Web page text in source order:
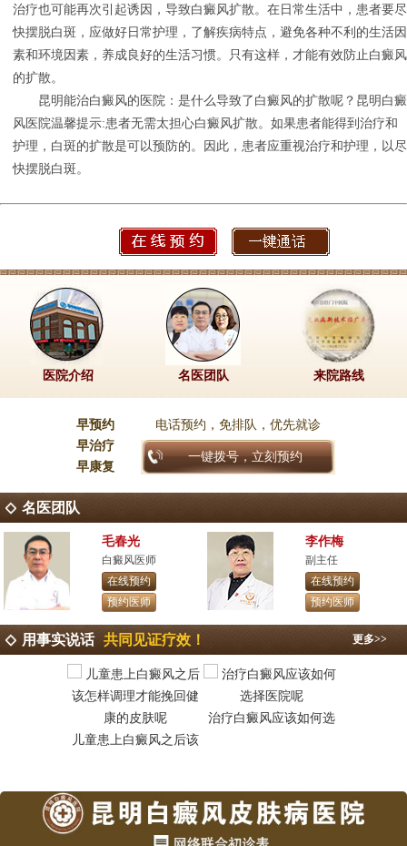
治疗也可能再次引起诱因，导致白癜风扩散。在日常生活中，患者要尽
快摆脱白斑，应做好日常护理，了解疾病特点，避免各种不利的生活因
素和环境因素，养成良好的生活习惯。只有这样，才能有效防止白癜风
的扩散。
昆明能治白癜风的医院：是什么导致了白癜风的扩散呢？昆明白癜
风医院温馨提示:患者无需太担心白癜风扩散。如果患者能得到治疗和
护理，白斑的扩散是可以预防的。因此，患者应重视治疗和护理，以尽
快摆脱白斑。
医院介绍 名医团队 来院路线
早预约
早治疗
早康复
电话预约，免排队，优先就诊
一键拨号，立刻预约
名医团队
毛春光
白癜风医师
在线预约
预约医师
李作梅
副主任
在线预约
预约医师
更多>>
用事实说话 共同见证疗效！
儿童患上白癜风之后该
治疗白癜风应该如何选